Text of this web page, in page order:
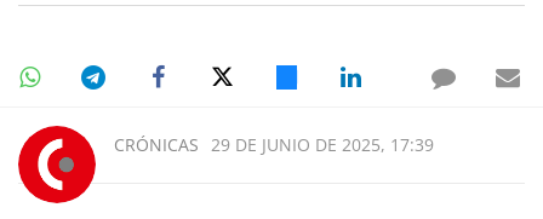
CRÓNICAS 29 DE JUNIO DE 2025, 17:39